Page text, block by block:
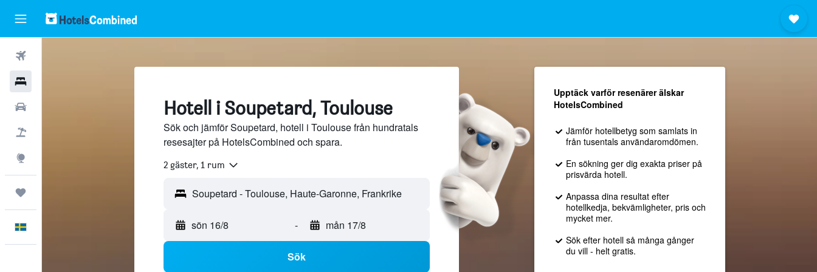
Hotell i Soupetard, Toulouse
Sök och jämför Soupetard, hotell i Toulouse från hundratals
resesajter på HotelsCombined och spara.
2 gäster, 1 rum
sön 16/8 - mån 17/8
Sök
Upptäck varför resenärer älskar
HotelsCombined
Jämför hotellbetyg som samlats in
från tusentals användaromdömen.
En sökning ger dig exakta priser på
prisvärda hotell.
Anpassa dina resultat efter
hotellkedja, bekvämligheter, pris och
mycket mer.
Sök efter hotell så många gånger
du vill - helt gratis.